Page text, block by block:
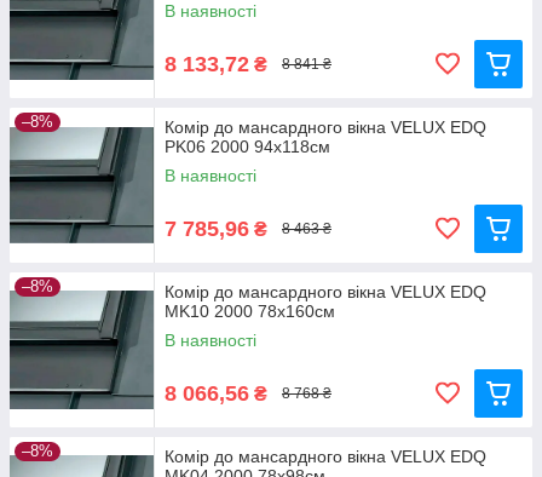
В наявності
8 133,72 ₴ 8 841 ₴
–8%
Комір до мансардного вікна VELUX EDQ
PK06 2000 94x118см
В наявності
7 785,96 ₴ 8 463 ₴
–8%
Комір до мансардного вікна VELUX EDQ
MK10 2000 78x160см
В наявності
8 066,56 ₴ 8 768 ₴
–8%
Комір до мансардного вікна VELUX EDQ